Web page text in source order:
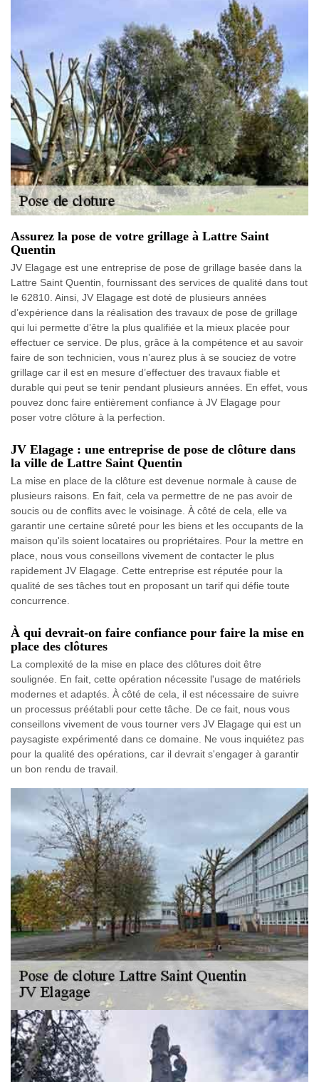
Assurez la pose de votre grillage à Lattre Saint
Quentin
JV Elagage est une entreprise de pose de grillage basée dans la
Lattre Saint Quentin, fournissant des services de qualité dans tout
le 62810. Ainsi, JV Elagage est doté de plusieurs années
d’expérience dans la réalisation des travaux de pose de grillage
qui lui permette d’être la plus qualifiée et la mieux placée pour
effectuer ce service. De plus, grâce à la compétence et au savoir
faire de son technicien, vous n’aurez plus à se souciez de votre
grillage car il est en mesure d’effectuer des travaux fiable et
durable qui peut se tenir pendant plusieurs années. En effet, vous
pouvez donc faire entièrement confiance à JV Elagage pour
poser votre clôture à la perfection.
JV Elagage : une entreprise de pose de clôture dans
la ville de Lattre Saint Quentin
La mise en place de la clôture est devenue normale à cause de
plusieurs raisons. En fait, cela va permettre de ne pas avoir de
soucis ou de conflits avec le voisinage. À côté de cela, elle va
garantir une certaine sûreté pour les biens et les occupants de la
maison qu'ils soient locataires ou propriétaires. Pour la mettre en
place, nous vous conseillons vivement de contacter le plus
rapidement JV Elagage. Cette entreprise est réputée pour la
qualité de ses tâches tout en proposant un tarif qui défie toute
concurrence.
À qui devrait-on faire confiance pour faire la mise en
place des clôtures
La complexité de la mise en place des clôtures doit être
soulignée. En fait, cette opération nécessite l'usage de matériels
modernes et adaptés. À côté de cela, il est nécessaire de suivre
un processus préétabli pour cette tâche. De ce fait, nous vous
conseillons vivement de vous tourner vers JV Elagage qui est un
paysagiste expérimenté dans ce domaine. Ne vous inquiétez pas
pour la qualité des opérations, car il devrait s'engager à garantir
un bon rendu de travail.